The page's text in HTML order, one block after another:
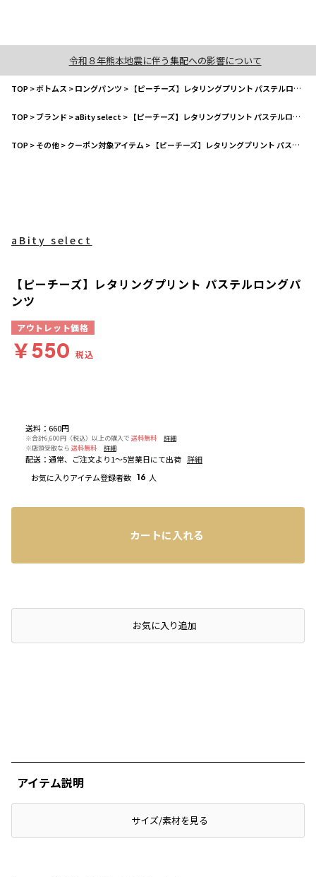
令和８年熊本地震に伴う集配への影響について
TOP>ボトムス >ロングパンツ > 【ピーチーズ】レタリングプリント パステルロングパンツ
TOP>ブランド >aBity select > 【ピーチーズ】レタリングプリント パステルロングパンツ
TOP>その他>クーポン対象アイテム > 【ピーチーズ】レタリングプリント パステルロングパンツ
送料 ： 660円
※合計6,600円（税込）以上の購入で 送料無料
詳細
※店頭受取なら 送料無料 詳細
配送 ： 通常、ご注文より1～5営業日にて出荷 詳細
お気に入りアイテム登録者数 16 人
aBity select
【ピーチーズ】レタリングプリント パステルロングパ
ンツ
アウトレット価格
￥550 税込
カートに入れる
店頭在庫を確認するお気に入り追加
アイテム説明
サイズ/素材を見る